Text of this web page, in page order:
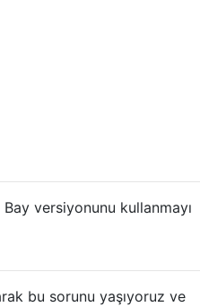
versiyonunu kullanmayı
bu sorunu yaşıyoruz ve